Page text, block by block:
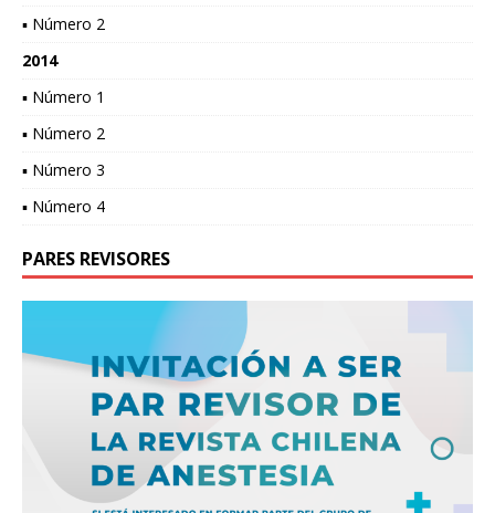
▪ Número 2
2014
▪ Número 1
▪ Número 2
▪ Número 3
▪ Número 4
PARES REVISORES